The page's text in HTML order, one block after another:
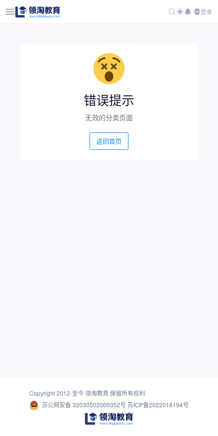
登录
错误提示
无效的分类页面
返回首页
Copyright 2012-至今领淘教育.保留所有权利
苏公网安备 32030502000352号 苏ICP备2022016194号